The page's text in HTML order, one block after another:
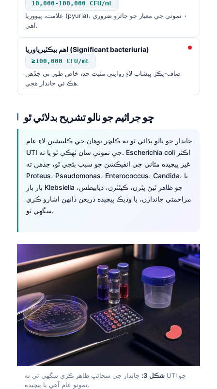
10,000-100,000 CFU/mL
علامت، پيووريا (pyuria)، ۽ نموني جي معيار جو جائزو ضروري
آهي.
اهم بيڪٽيرياوريا (Significant bacteriuria)
≥100,000 CFU/mL
صاف-پڪڙ پيشاب لاءِ روايتي مثبت حد، خاص طور تي جڏهن
هڪ ئي جاندار هجي.
ڇو جراثيم جو نالو تشريح بدلائي ٿو
جاندار جو نالو ٻڌائي ٿو ته ڪلچر توهان جي ڪلينشين لاءِ عام
UTI جي نموني سان ٺهڪي ٿو يا نه. Escherichia coli اڪثر
غير پيچيده مثاني جي انفيڪشن جو سبب بڻجي ٿو، جڏهن ته
Proteus، Pseudomonas، Enterococcus، Candida، يا
بار بار Klebsiella جو ظاهر ٿيڻ پٿرن، ڪيٿٽرن، ذيابيطس،
مزاحمتي جاندارن، يا وڌيڪ پيچيده ذريعن ڏانهن اشارو ڪري
سگهي ٿو.
شڪل 3:
جاندار جي سڃاڻپ ظاهر ڪري سگهي ٿي ته UTI جو
نمونو عام آهي يا پيچيده.